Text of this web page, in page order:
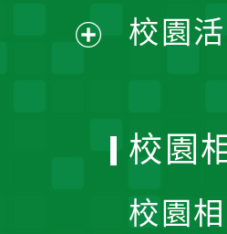
單
校園
校園
校園